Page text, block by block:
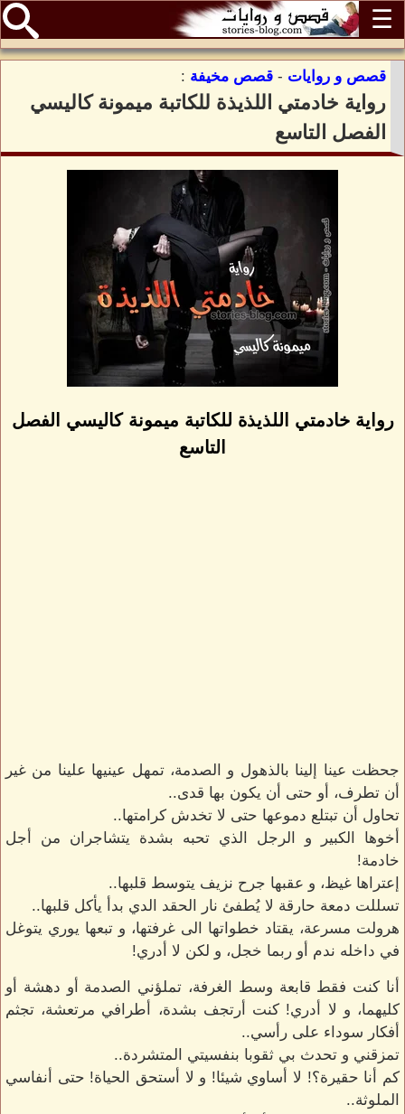
☰
قصص و روايات - قصص مخيفة :
رواية خادمتي اللذيذة للكاتبة ميمونة كاليسي
الفصل التاسع
رواية خادمتي اللذيذة للكاتبة ميمونة كاليسي الفصل
التاسع
جحظت عينا إلينا بالذهول و الصدمة، تمهل عينيها علينا من غير
أن تطرف، أو حتى أن يكون بها قدى..
تحاول أن تبتلع دموعها حتى لا تخدش كرامتها..
أخوها الكبير و الرجل الذي تحبه بشدة يتشاجران من أجل
خادمة!
إعتراها غيظ، و عقبها جرح نزيف يتوسط قلبها..
تسللت دمعة حارقة لا يُطفئ نار الحقد الدي بدأ يأكل قلبها..
هرولت مسرعة، يقتاد خطواتها الى غرفتها، و تبعها يوري يتوغل
في داخله ندم أو ربما خجل، و لكن لا أدري!
أنا كنت فقط قابعة وسط الغرفة، تملؤني الصدمة أو دهشة أو
كليهما، و لا أدري! كنت أرتجف بشدة، أطرافي مرتعشة، تجثم
أفكار سوداء على رأسي..
تمزقني و تحدث بي ثقوبا بنفسيتي المتشردة..
كم أنا حقيرة؟! لا أساوي شيئا! و لا أستحق الحياة! حتى أنفاسي
الملوثة..